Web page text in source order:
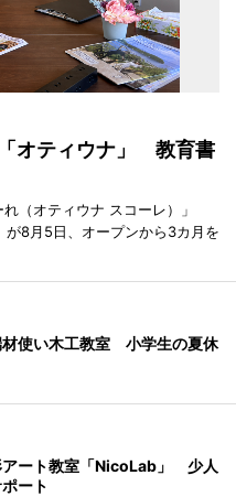
オティウナ」 教育書
（オティウナ スコーレ）」
が8月5日、オープンから3カ月を
材使い木工教室 小学生の夏休
アート教室「NicoLab」 少人
ート